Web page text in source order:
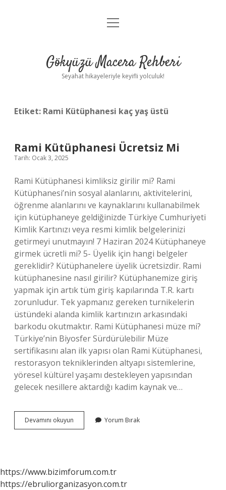
Anasayfa
Yasal Uyarı
menüyü
Gökyüzü Macera Rehberi
Seyahat hikayeleriyle keyifli yolculuk!
Etiket: Rami Kütüphanesi kaç yaş üstü
Rami Kütüphanesi Ücretsiz Mi
Tarih: Ocak 3, 2025
Rami Kütüphanesi kimliksiz girilir mi? Rami
Kütüphanesi’nin sosyal alanlarını, aktivitelerini,
öğrenme alanlarını ve kaynaklarını kullanabilmek
için kütüphaneye geldiğinizde Türkiye Cumhuriyeti
Kimlik Kartınızı veya resmi kimlik belgelerinizi
getirmeyi unutmayın! 7 Haziran 2024 Kütüphaneye
girmek ücretli mi? 5- Üyelik için hangi belgeler
gereklidir? Kütüphanelere üyelik ücretsizdir. Rami
kütüphanesine nasıl girilir? Kütüphanemize giriş
yapmak için artık tüm giriş kapılarında T.R. kartı
zorunludur. Tek yapmanız gereken turnikelerin
üstündeki alanda kimlik kartınızın arkasındaki
barkodu okutmaktır. Rami Kütüphanesi müze mi?
Türkiye’nin Biyosfer Sürdürülebilir Müze
sertifikasını alan ilk yapısı olan Rami Kütüphanesi,
restorasyon tekniklerinden altyapı sistemlerine,
yöresel kültürel yaşamı destekleyen yapısından
gelecek nesillere aktardığı kadim kaynak ve…
Devamını okuyun
Kütüphanesi
Yorum Bırak
https://www.bizimforum.com.tr
https://ebruliorganizasyon.com.tr